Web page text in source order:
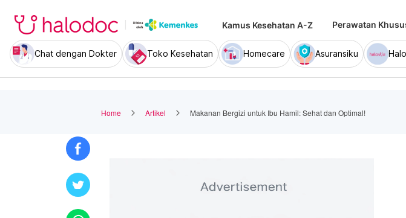
Kamus Kesehatan A-Z Perawatan
Chat dengan Dokter Toko Kesehatan Homecare Asuransiku
Home Artikel Makanan Bergizi untuk Ibu Hamil: Sehat dan Optimal!